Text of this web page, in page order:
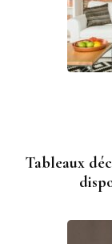
Tableaux